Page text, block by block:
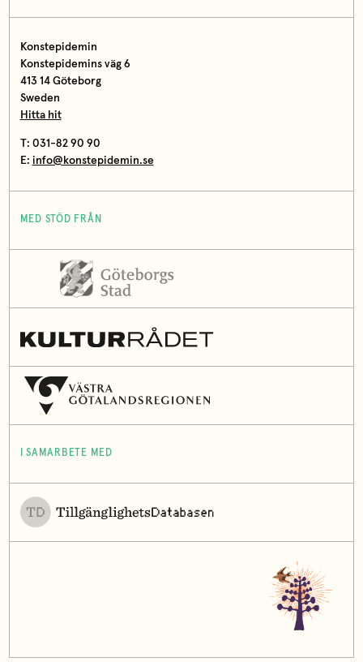
Konstepidemin
Konstepidemins väg 6
413 14 Göteborg
Sweden
Hitta hit
T: 031-82 90 90
E: info@konstepidemin.se
MED STÖD FRÅN
I SAMARBETE MED